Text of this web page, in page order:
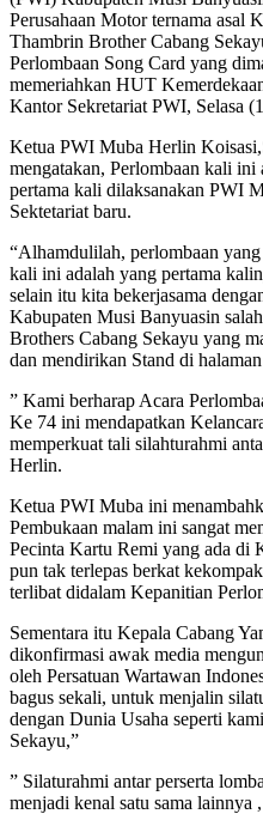
Perusahaan Motor ternama asal
Thambrin Brother Cabang
Perlombaan Song Card yang
memeriahkan HUT
Kantor Sekretariat PWI, Selasa
Ketua PWI Muba Herlin
mengatakan, Perlombaan kali ini
pertama kali dilaksanakan PWI
Sektetariat baru.
“Alhamdulilah, perlombaan
kali ini adalah yang pertama
selain itu kita bekerjasama
Kabupaten Musi Banyuasin
Brothers Cabang Sekayu yang
dan mendirikan Stand di
” Kami berharap Acara
Ke 74 ini mendapatkan
memperkuat tali silahturahmi
Herlin.
Ketua PWI Muba ini
Pembukaan malam ini sangat
Pecinta Kartu Remi yang ada di
pun tak terlepas berkat
terlibat didalam Kepanitian
Sementara itu Kepala Cabang
dikonfirmasi awak media
oleh Persatuan Wartawan
bagus sekali, untuk menjalin
dengan Dunia Usaha seperti
Sekayu,”
” Silaturahmi antar perserta
menjadi kenal satu sama lainnya